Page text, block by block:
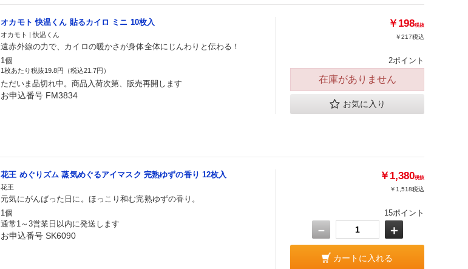
オカモト 快温くん 貼るカイロ ミニ 10枚入
オカモト | 快温くん
遠赤外線の力で、カイロの暖かさが身体全体にじんわりと伝わる！
1個
1枚あたり税抜19.8円（税込21.7円）
ただいま品切れ中。商品入荷次第、販売再開します
お申込番号 FM3834
￥198税抜
￥217税込
2ポイント
在庫がありません
お気に入り
花王 めぐりズム 蒸気めぐるアイマスク 完熟ゆずの香り 12枚入
花王
元気にがんばった日に。ほっこり和む完熟ゆずの香り。
1個
通常1～3営業日以内に発送します
お申込番号 SK6090
￥1,380税抜
￥1,518税込
15ポイント
－ ＋
カートに入れる